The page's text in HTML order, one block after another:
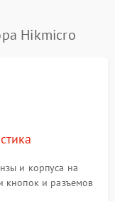
Hikmicro
и корпуса на
кнопок и разъемов
на экран,